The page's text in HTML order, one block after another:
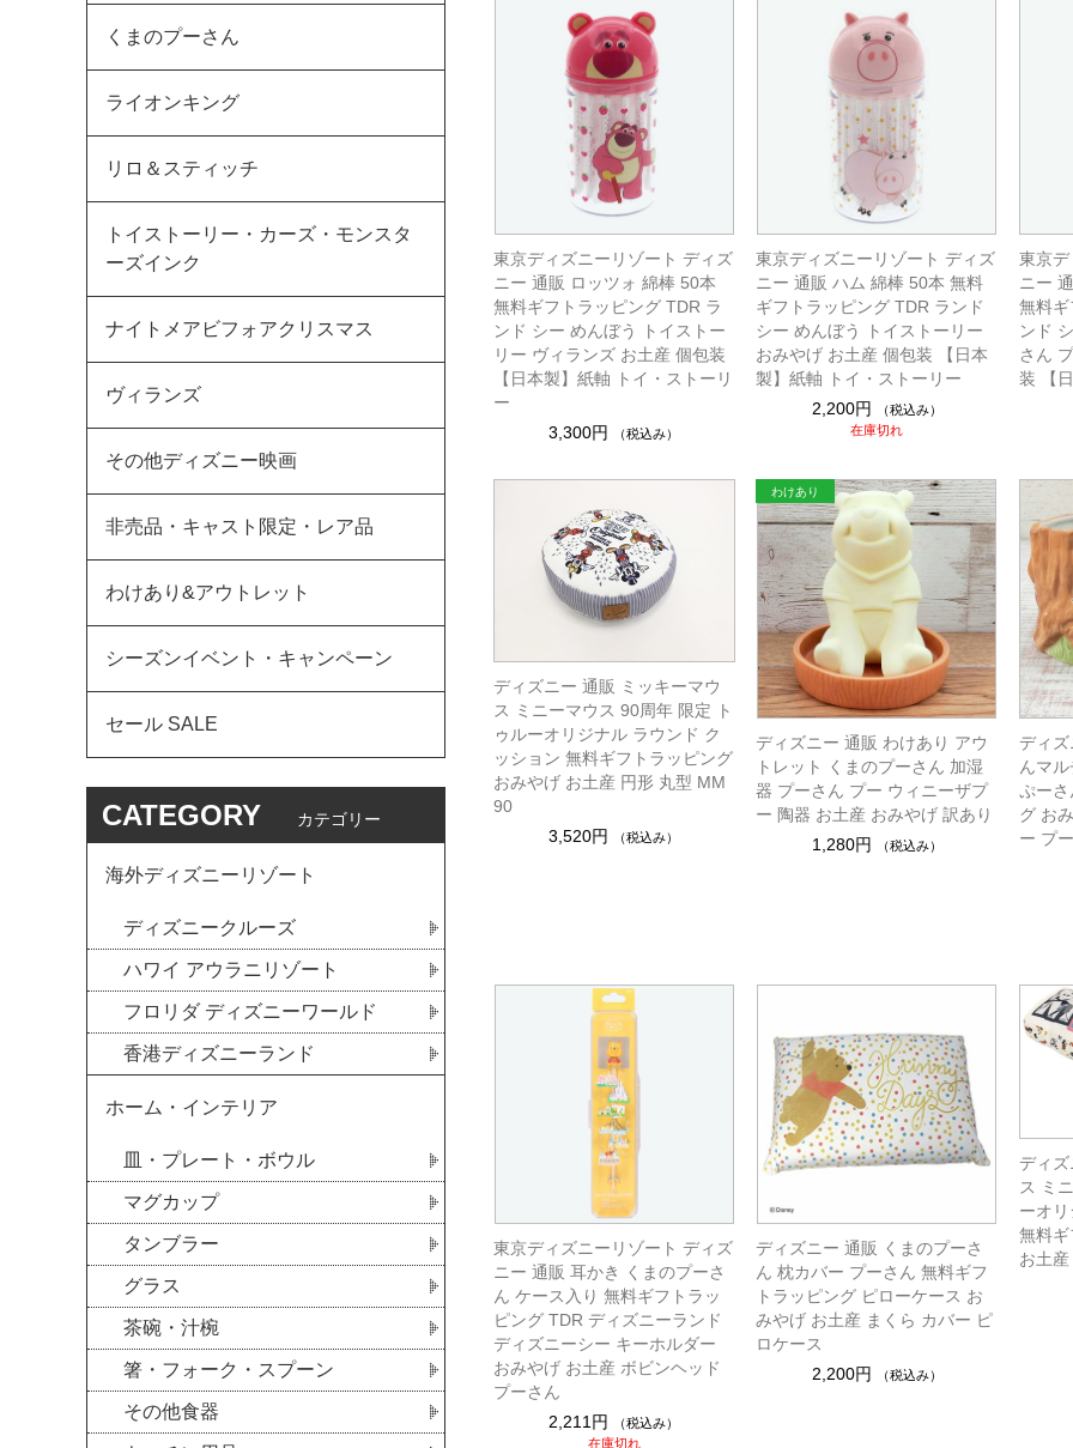
東京ディズニーリゾート ディズ
ニー 通販 ロッツォ 綿棒 50本
無料ギフトラッピング TDR ラ
ンド シー めんぼう トイストー
リー ヴィランズ お土産 個包装
【日本製】紙軸 トイ・ストーリ
ー
3,300円
（税込み）
東京ディズニーリゾート ディズ
ニー 通販 ハム 綿棒 50本 無料
ギフトラッピング TDR ランド
シー めんぼう トイストーリー
おみやげ お土産 個包装 【日本
製】紙軸 トイ・ストーリー
2,200円
（税込み）
在庫切れ
東京
ニー
無料
ンド
さん
装 【
ディズニー 通販 ミッキーマウ
ス ミニーマウス 90周年 限定 ト
ゥルーオリジナル ラウンド ク
ッション 無料ギフトラッピング
おみやげ お土産 円形 丸型 MM
90
3,520円
（税込み）
ディズニー 通販 わけあり アウ
トレット くまのプーさん 加湿
器 プーさん プー ウィニーザプ
ー 陶器 お土産 おみやげ 訳あり
1,280円
（税込み）
ディ
んマ
ぷー
グ お
ー プ
東京ディズニーリゾート ディズ
ニー 通販 耳かき くまのプーさ
ん ケース入り 無料ギフトラッ
ピング TDR ディズニーランド
ディズニーシー キーホルダー
おみやげ お土産 ボビンヘッド
プーさん
2,211円
（税込み）
在庫切れ
ディズニー 通販 くまのプーさ
ん 枕カバー プーさん 無料ギフ
トラッピング ピローケース お
みやげ お土産 まくら カバー ピ
ロケース
2,200円
（税込み）
ディ
ス ミ
ーオ
無料
お土
くまのプーさん
ライオンキング
リロ＆スティッチ
トイストーリー・カーズ・モンスタ
ーズインク
ナイトメアビフォアクリスマス
ヴィランズ
その他ディズニー映画
非売品・キャスト限定・レア品
わけあり&アウトレット
シーズンイベント・キャンペーン
セール SALE
CATEGORY カテゴリー
海外ディズニーリゾート
ディズニークルーズ
ハワイ アウラニリゾート
フロリダ ディズニーワールド
香港ディズニーランド
ホーム・インテリア
皿・プレート・ボウル
マグカップ
タンブラー
グラス
茶碗・汁椀
箸・フォーク・スプーン
その他食器